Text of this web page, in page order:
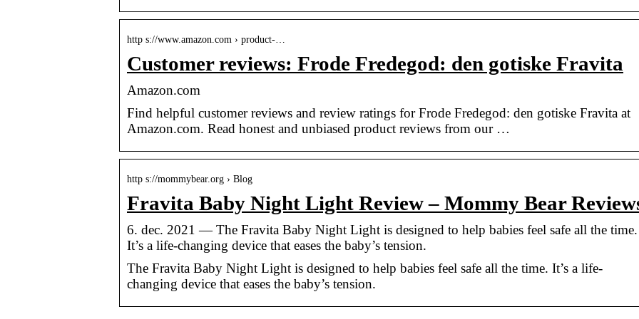
http s://www.amazon.com › product-…
Customer reviews: Frode Fredegod: den gotiske Fravita
Amazon.com
Find helpful customer reviews and review ratings for Frode Fredegod: den gotiske Fravita at
Amazon.com. Read honest and unbiased product reviews from our …
http s://mommybear.org › Blog
Fravita Baby Night Light Review – Mommy Bear
6. dec. 2021 — The Fravita Baby Night Light is designed to help babies feel safe all the time.
It’s a life-changing device that eases the baby’s tension.
The Fravita Baby Night Light is designed to help babies feel safe all the time. It’s a life-
changing device that eases the baby’s tension.